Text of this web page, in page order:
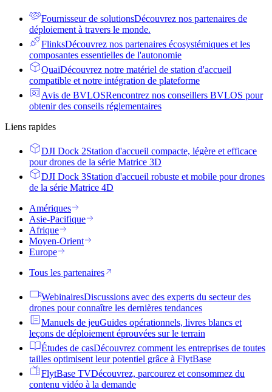
Fournisseur de solutionsDécouvrez nos partenaires de
déploiement à travers le monde.
FlinksDécouvrez nos partenaires écosystémiques et les
composantes essentielles de l'autonomie
QuaiDécouvrez notre matériel de station d'accueil
compatible et notre intégration de plateforme
Avis de BVLOSRencontrez nos conseillers BVLOS pour
obtenir des conseils réglementaires
Liens rapides
DJI Dock 2Station d'accueil compacte, légère et efficace
pour drones de la série Matrice 3D
DJI Dock 3Station d'accueil robuste et mobile pour drones
de la série Matrice 4D
Amériques
Asie-Pacifique
Afrique
Moyen-Orient
Europe
Tous les partenaires
WebinairesDiscussions avec des experts du secteur des
drones pour connaître les dernières tendances
Manuels de jeuGuides opérationnels, livres blancs et
leçons de déploiement éprouvées sur le terrain
Études de casDécouvrez comment les entreprises de toutes
tailles optimisent leur potentiel grâce à FlytBase
FlytBase TVDécouvrez, parcourez et consommez du
contenu vidéo à la demande